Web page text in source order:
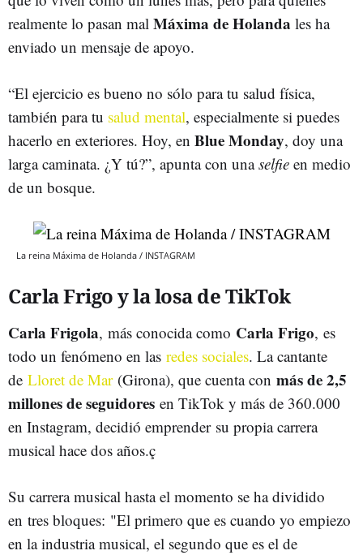
realmente lo pasan mal Máxima de Holanda les ha
enviado un mensaje de apoyo.
“El ejercicio es bueno no sólo para tu salud física,
también para tu salud mental, especialmente si puedes
hacerlo en exteriores. Hoy, en Blue Monday, doy una
larga caminata. ¿Y tú?”, apunta con unaselfie en medio
de un bosque.
La reina Máxima de Holanda / INSTAGRAM
Carla Frigo y la losa de TikTok
Carla Frigola, más conocida como Carla Frigo, es
todo un fenómeno en las redes sociales. La cantante
de Lloret de Mar(Girona), que cuenta con más de 2,5
millones de seguidores en TikTok y más de 360.000
en Instagram, decidió emprender su propia carrera
musical hace dos años.ç
Su carrera musical hasta el momento se ha dividido
en tres bloques: "El primero que es cuando yo empiezo
en la industria musical, el segundo que es el de